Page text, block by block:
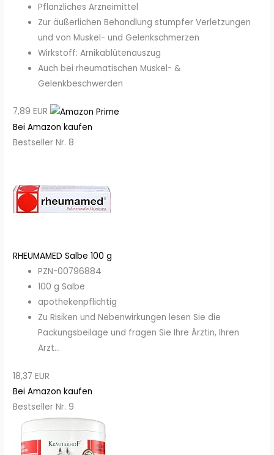
Pflanzliches Arzneimittel
Zur äußerlichen Behandlung stumpfer Verletzungen
und von Muskel- und Gelenkschmerzen
Wirkstoff: Arnikablütenauszug
Auch bei rheumatischen Muskel- &
Gelenkbeschwerden
7,89 EUR
Bei Amazon kaufen
Bestseller Nr. 8
RHEUMAMED Salbe 100 g
PZN-00796884
100 g Salbe
apothekenpflichtig
Zu Risiken und Nebenwirkungen lesen Sie die
Packungsbeilage und fragen Sie Ihre Ärztin, Ihren
Arzt...
18,37 EUR
Bei Amazon kaufen
Bestseller Nr. 9